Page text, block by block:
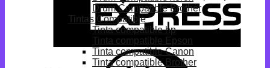
Drum Compatible Brother
Tintas Compatible
Tinta compatible hp
Tinta compatible Epson
Tinta compatible Canon
Tinta compatible Brother